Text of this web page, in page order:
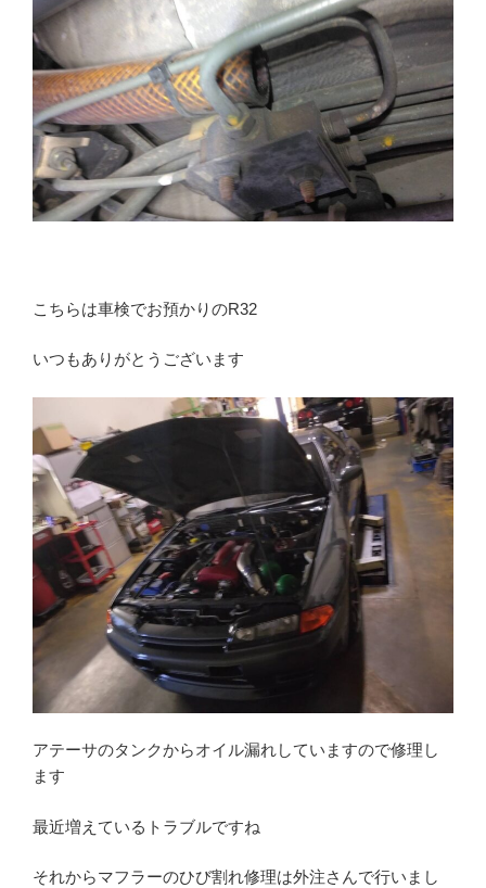
こちらは車検でお預かりのR32
いつもありがとうございます
アテーサのタンクからオイル漏れしていますので修理し
ます
最近増えているトラブルですね
それからマフラーのひび割れ修理は外注さんで行いまし